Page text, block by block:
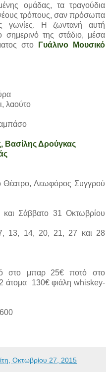
ομάδας, τα τραγούδια
νέους τρόπους, σαν πρόσωπα
γωνίες. Η ζωντανή αυτή
σημερινό της στάδιο, μέσα
στο
Γυάλινο Μουσικό
λαούτο
Βασίλης Δρούγκας
Θέατρο, Λεωφόρος Συγγρού
Σάββατο 31 Οκτωβρίου
13, 14, 20, 21, 27 και 28
στο μπαρ 25€ ποτό στο
άτομα 130€ φιάλη whiskey-
Οκτωβρίου 27, 2015